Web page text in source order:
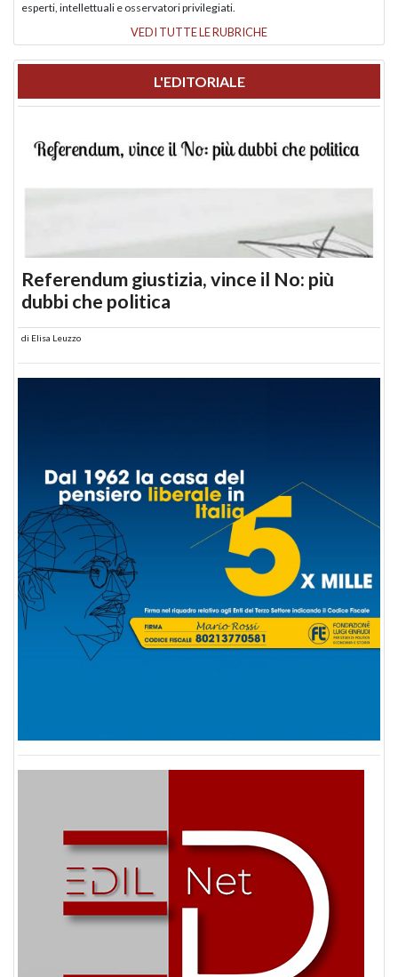
esperti, intellettuali e osservatori privilegiati.
VEDI TUTTE LE RUBRICHE
L'EDITORIALE
Referendum giustizia, vince il No: più
dubbi che politica
di Elisa Leuzzo